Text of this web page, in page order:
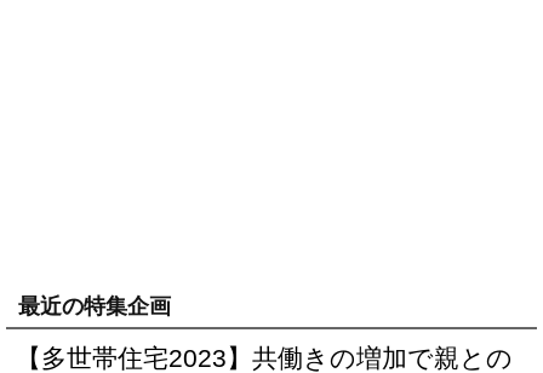
最近の特集企画
【多世帯住宅2023】共働きの増加で親との